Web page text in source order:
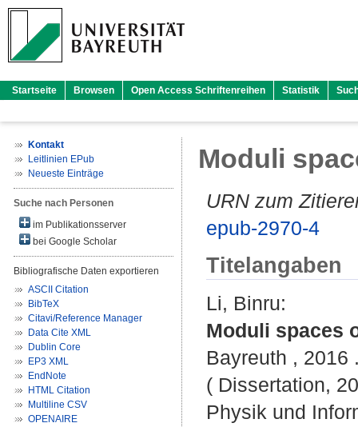
Startseite Browsen Open Access Schriftenreihen Statistik
Kontakt
Leitlinien EPub
Neueste Einträge
Suche nach Personen
im Publikationsserver
bei Google Scholar
Bibliografische Daten exportieren
ASCII Citation
BibTeX
Citavi/Reference Manager
Data Cite XML
Dublin Core
EP3 XML
EndNote
HTML Citation
Multiline CSV
OPENAIRE
Moduli
URN zum
epub-2970-4
Titelangaben
Li, Binru:
Moduli spaces
Bayreuth , 2016
( Dissertation,
Physik und